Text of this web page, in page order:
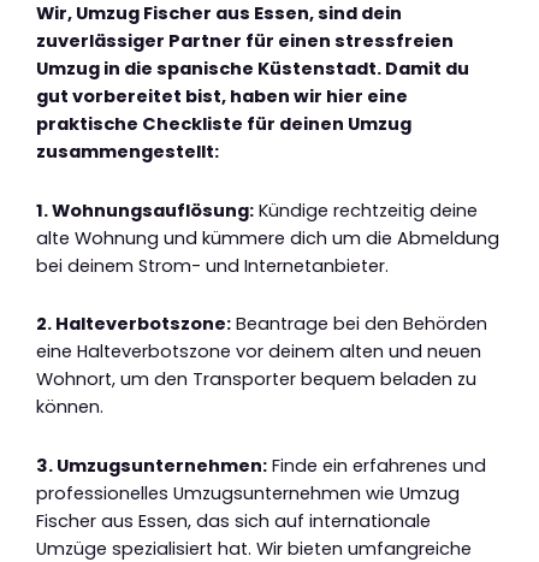
Wir, Umzug Fischer aus Essen, sind dein
zuverlässiger Partner für einen stressfreien
Umzug in die spanische Küstenstadt. Damit du
gut vorbereitet bist, haben wir hier eine
praktische Checkliste für deinen Umzug
zusammengestellt:
1. Wohnungsauflösung: Kündige rechtzeitig deine
alte Wohnung und kümmere dich um die Abmeldung
bei deinem Strom- und Internetanbieter.
2. Halteverbotszone: Beantrage bei den Behörden
eine Halteverbotszone vor deinem alten und neuen
Wohnort, um den Transporter bequem beladen zu
können.
3. Umzugsunternehmen: Finde ein erfahrenes und
professionelles Umzugsunternehmen wie Umzug
Fischer aus Essen, das sich auf internationale
Umzüge spezialisiert hat. Wir bieten umfangreiche